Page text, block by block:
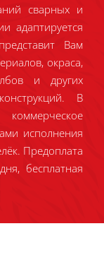
сварных и
адаптируется
Вам
окраса,
и других
В
исполнения
Предоплата
бесплатная